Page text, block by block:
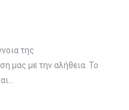
της
μας με την αλήθεια. Το